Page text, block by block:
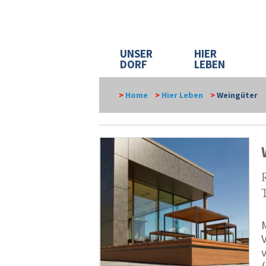
UNSER
DORF
HIER
LEBEN
> Home > Hier Leben >Weingüter